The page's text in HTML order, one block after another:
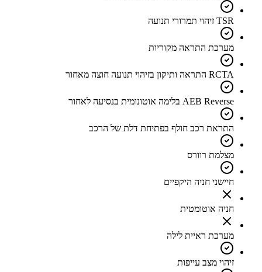
TSR זיהוי תמרורי תנועה
מערכת התראה מקוריות
RCTA התראה ותיקון בזיהוי תנועה חוצה מאחור
AEB Reverse בלימה אוטונומית בנסיעה לאחור
התראת רכב חולף בפתיחת דלת של הרכב
מצלמת רוורס
חיישני חניה היקפיים
חניה אוטומטית
מערכת ראיית לילה
זיהוי מצב עייפות